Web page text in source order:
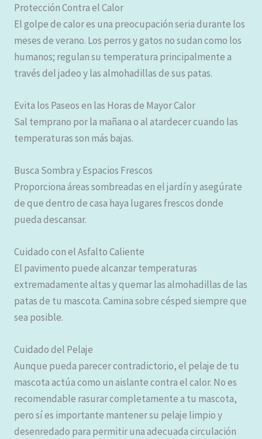
Protección Contra el Calor
El golpe de calor es una preocupación seria durante los
meses de verano. Los perros y gatos no sudan como los
humanos; regulan su temperatura principalmente a
través del jadeo y las almohadillas de sus patas.
Evita los Paseos en las Horas de Mayor Calor
Sal temprano por la mañana o al atardecer cuando las
temperaturas son más bajas.
Busca Sombra y Espacios Frescos
Proporciona áreas sombreadas en el jardín y asegúrate
de que dentro de casa haya lugares frescos donde
pueda descansar.
Cuidado con el Asfalto Caliente
El pavimento puede alcanzar temperaturas
extremadamente altas y quemar las almohadillas de las
patas de tu mascota. Camina sobre césped siempre que
sea posible.
Cuidado del Pelaje
Aunque pueda parecer contradictorio, el pelaje de tu
mascota actúa como un aislante contra el calor. No es
recomendable rasurar completamente a tu mascota,
pero sí es importante mantener su pelaje limpio y
desenredado para permitir una adecuada circulación